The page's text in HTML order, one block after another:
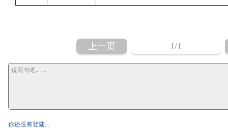
上一页 1/1
你还没有登陆...